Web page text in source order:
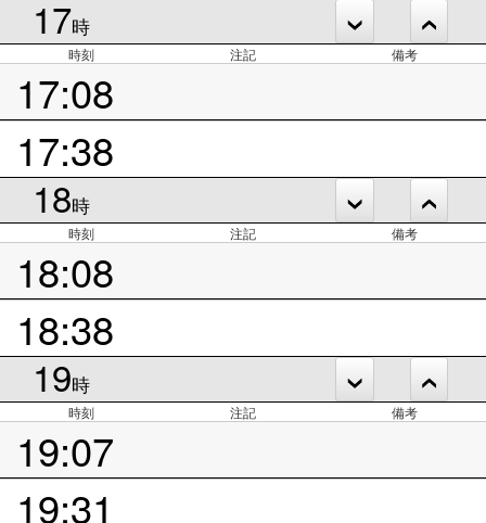
17時
時刻 注記 備考
17:08
17:38
18時
時刻 注記 備考
18:08
18:38
19時
時刻 注記 備考
19:07
19:31